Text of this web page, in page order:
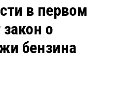
Рейтинги
Блоги
Архив
в первом
о
бензина